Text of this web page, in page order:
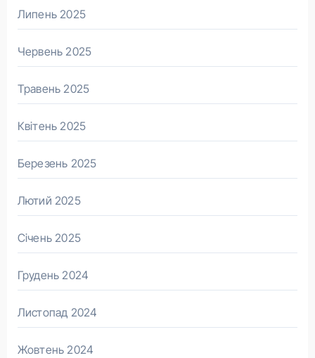
Липень 2025
Червень 2025
Травень 2025
Квітень 2025
Березень 2025
Лютий 2025
Січень 2025
Грудень 2024
Листопад 2024
Жовтень 2024